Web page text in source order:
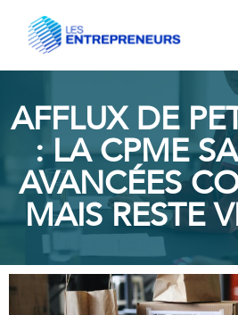
AFFLUX DE
: LA CPME
AVANCÉES
MAIS RESTE